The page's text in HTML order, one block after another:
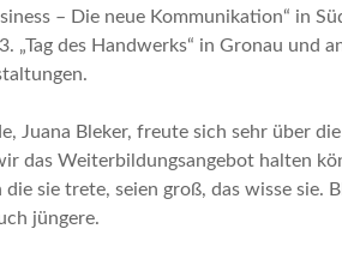
– Die neue Kommunikation“ in
„Tag des Handwerks“ in Gronau
Juana Bleker, freute sich sehr über
das Weiterbildungsangebot halten
die sie trete, seien groß, das wisse
jüngere.